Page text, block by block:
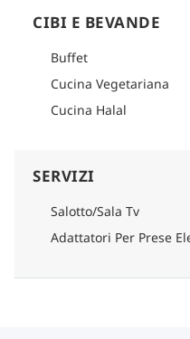
CIBI E BEVANDE
Buffet
Cucina Vegetariana
Cucina Halal
SERVIZI
Salotto/Sala Tv
Adattatori Per Prese